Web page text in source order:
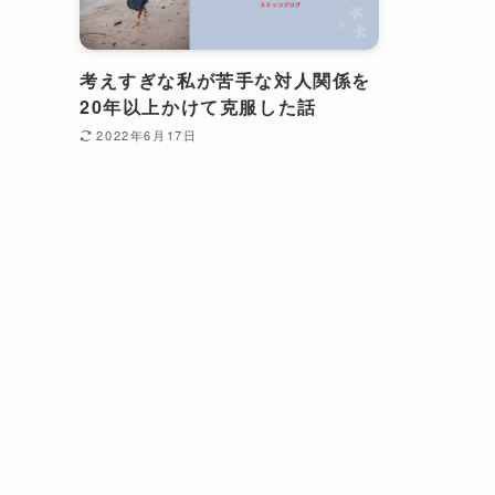
考えすぎな私が苦手な対人関係を
20年以上かけて克服した話
2022年6月17日